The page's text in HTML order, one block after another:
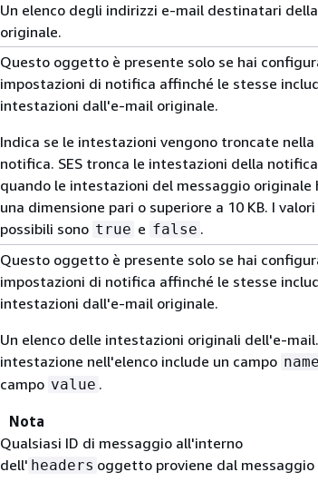
Un elenco degli indirizzi e-mail destinatari
originale.
Questo oggetto è presente solo se hai
impostazioni di notifica affinché le stesse
intestazioni dall'e-mail originale.
Indica se le intestazioni vengono troncate nella
notifica. SES tronca le intestazioni della notifica
quando le intestazioni del messaggio originale
una dimensione pari o superiore a 10 KB. I valori
possibili sono true e false .
Questo oggetto è presente solo se hai
impostazioni di notifica affinché le stesse
intestazioni dall'e-mail originale.
Un elenco delle intestazioni originali dell'e-
intestazione nell'elenco include un campo name
campo value .
Nota
Qualsiasi ID di messaggio all'interno
dell' headers oggetto proviene dal messaggio